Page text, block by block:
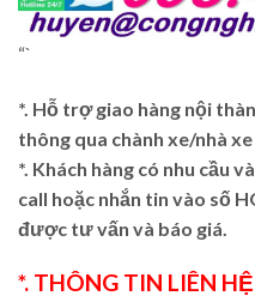
“`
*. Hỗ trợ giao hàng nội
thông qua chành xe/nhà
*. Khách hàng có nhu cầu
call hoặc nhắn tin vào số
được tư vấn và báo giá.
*. THÔNG TIN LIÊN HỆ